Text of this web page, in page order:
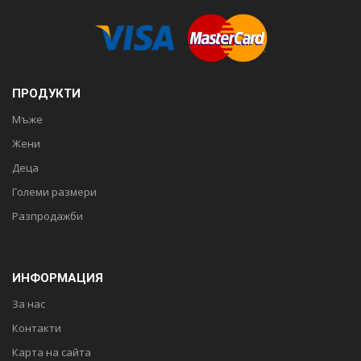
ПРОДУКТИ
Мъже
Жени
Деца
Големи размери
Разпродажби
ИНФОРМАЦИЯ
За нас
Контакти
Карта на сайта